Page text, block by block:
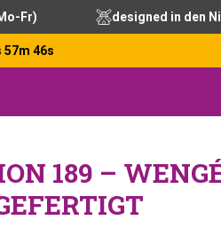
Fr) designed in den
57m 46s
189 –